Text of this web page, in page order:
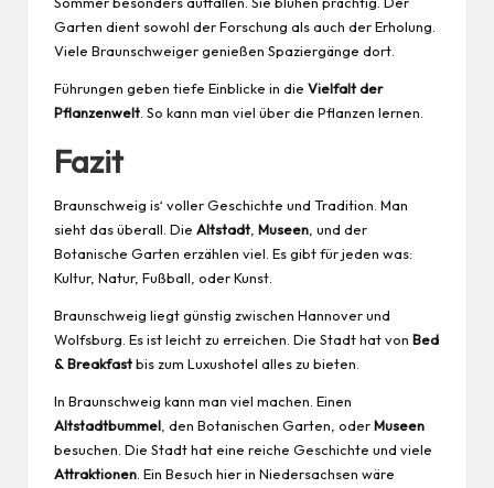
Garten dient sowohl der Forschung als auch der Erholung.
Viele Braunschweiger genießen Spaziergänge dort.
Führungen geben tiefe Einblicke in die Vielfalt der
Pflanzenwelt . So kann man viel über die Pflanzen lernen.
Fazit
Braunschweig is‘ voller Geschichte und Tradition. Man
sieht das überall. Die Altstadt Museen , und der
Botanische Garten erzählen viel. Es gibt für jeden was:
Kultur, Natur, Fußball, oder Kunst.
Braunschweig liegtgünstig zwischen Hannover und
Wolfsburg. Es ist leicht zu erreichen. Die Stadt hat von Bed
& Breakfastbis zum Luxushotel alles zu bieten.
In Braunschweig kann man viel machen. Einen
Altstadtbummel , den Botanischen Garten, oderMuseen
besuchen. Die Stadt hat eine reiche Geschichte und viele
Attraktionen . Ein Besuch hier in Niedersachsen wäre